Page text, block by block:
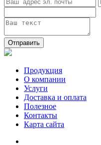
Отправить
Продукция
О компании
Услуги
Доставка и оплата
Полезное
Контакты
Карта сайта